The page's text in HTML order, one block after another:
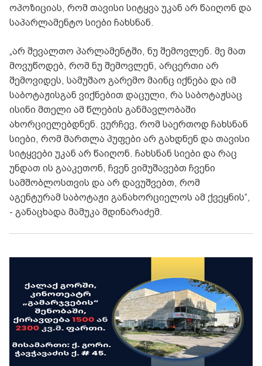
ოპოზიციას, რომ თავისი სიტყვა უკან არ წაიღონ და
საპარლამენტო სიები ჩახსნან.
„არ შევალთო პარლამენტში, ნუ შემოვლენ. მე მათ
მოვუწოდებ, რომ ნუ შემოვლენ, არცერთი არ
შემოვიდეს, სამუშაო გარემო მაინც იქნება და იმ
საბოტაჟისგან ვიქნებით დაცული, რა საბოტაჟსაც
ისინი მთელი ამ წლების განმავლობაში
ახორციელებდნენ. ვურჩევ, რომ საერთოდ ჩახსნან
სიები, რომ მართლა პუფები არ გახდნენ და თავისი
სიტყვები უკან არ წაიღონ. ჩახსნან სიები და რაც
უნდათ ის გააკეთონ, ჩვენ ვიმუშავებთ ჩვენი
სამშობლოსთვის და არ დავუშვებთ, რომ
აგენტურამ საბოტაჟი განახორციელოს ამ ქვეყნის“,
- განაცხადა მამუკა მდინარაძემ.